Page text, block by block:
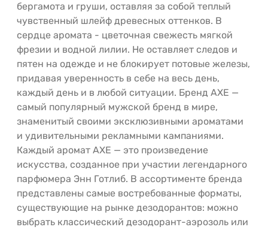
бергамота и груши, оставляя за собой теплый
чувственный шлейф древесных оттенков. В
сердце аромата - цветочная свежесть мягкой
фрезии и водной лилии. Не оставляет следов и
пятен на одежде и не блокирует потовые железы,
придавая уверенность в себе на весь день,
каждый день и в любой ситуации. Бренд AXE —
самый популярный мужской бренд в мире,
знаменитый своими эксклюзивными ароматами
и удивительными рекламными кампаниями.
Каждый аромат AXE — это произведение
искусства, созданное при участии легендарного
парфюмера Энн Готлиб. В ассортименте бренда
представлены самые востребованные форматы,
существующие на рынке дезодорантов: можно
выбрать классический дезодорант-аэрозоль или